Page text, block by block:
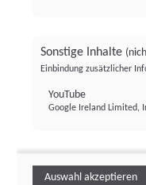
Sonstige Inhalte
Einbindung zusätzlicher
YouTube
Google Ireland Limited,
Auswahl akzeptieren